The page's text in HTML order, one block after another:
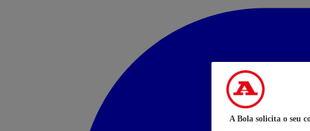
A Bola solicita o seu